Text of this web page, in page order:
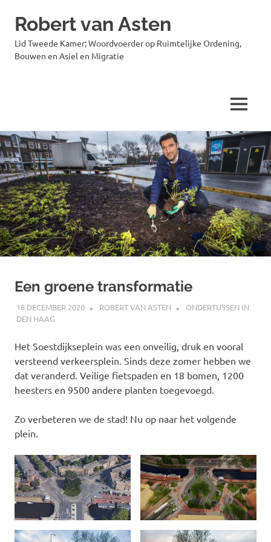
Ga
naar
de
inhoud
Robert van Asten
Lid Tweede Kamer; Woordvoerder op Ruimtelijke Ordening,
Bouwen en Asiel en Migratie
MENU
Een groene transformatie
18 DECEMBER 2020 ROBERT VAN ASTEN
ONDERTUSSEN IN
DEN HAAG
Het Soestdijkseplein was een onveilig, druk en vooral
versteend verkeersplein. Sinds deze zomer hebben we
dat veranderd. Veilige fietspaden en 18 bomen, 1200
heesters en 9500 andere planten toegevoegd.
Zo verbeteren we de stad! Nu op naar het volgende
plein.